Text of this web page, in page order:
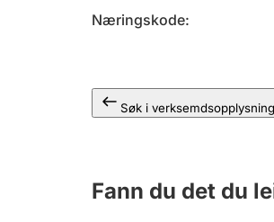
Næringskode
Søk i
Fann du det du